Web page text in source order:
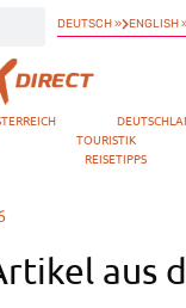
DEUTSCH » ENGLISH
TOURISTIK
REISETIPPS
aus